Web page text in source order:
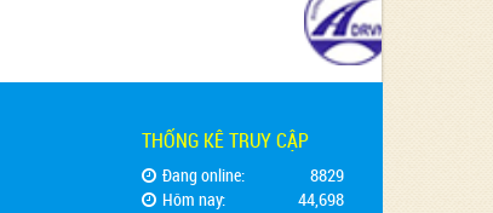
THỐNG KÊ TRUY CẬP
Đang online:
8829
Hôm nay:
44,698